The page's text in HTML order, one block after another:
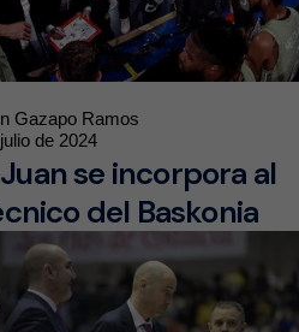
Gazapo Ramos
de 2024
se incorpora al
del Baskonia